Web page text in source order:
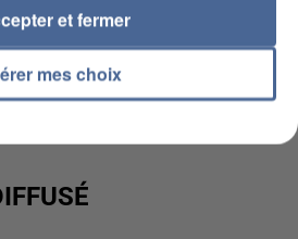
DE LA DZ MAFIA
mes choix
et fermer